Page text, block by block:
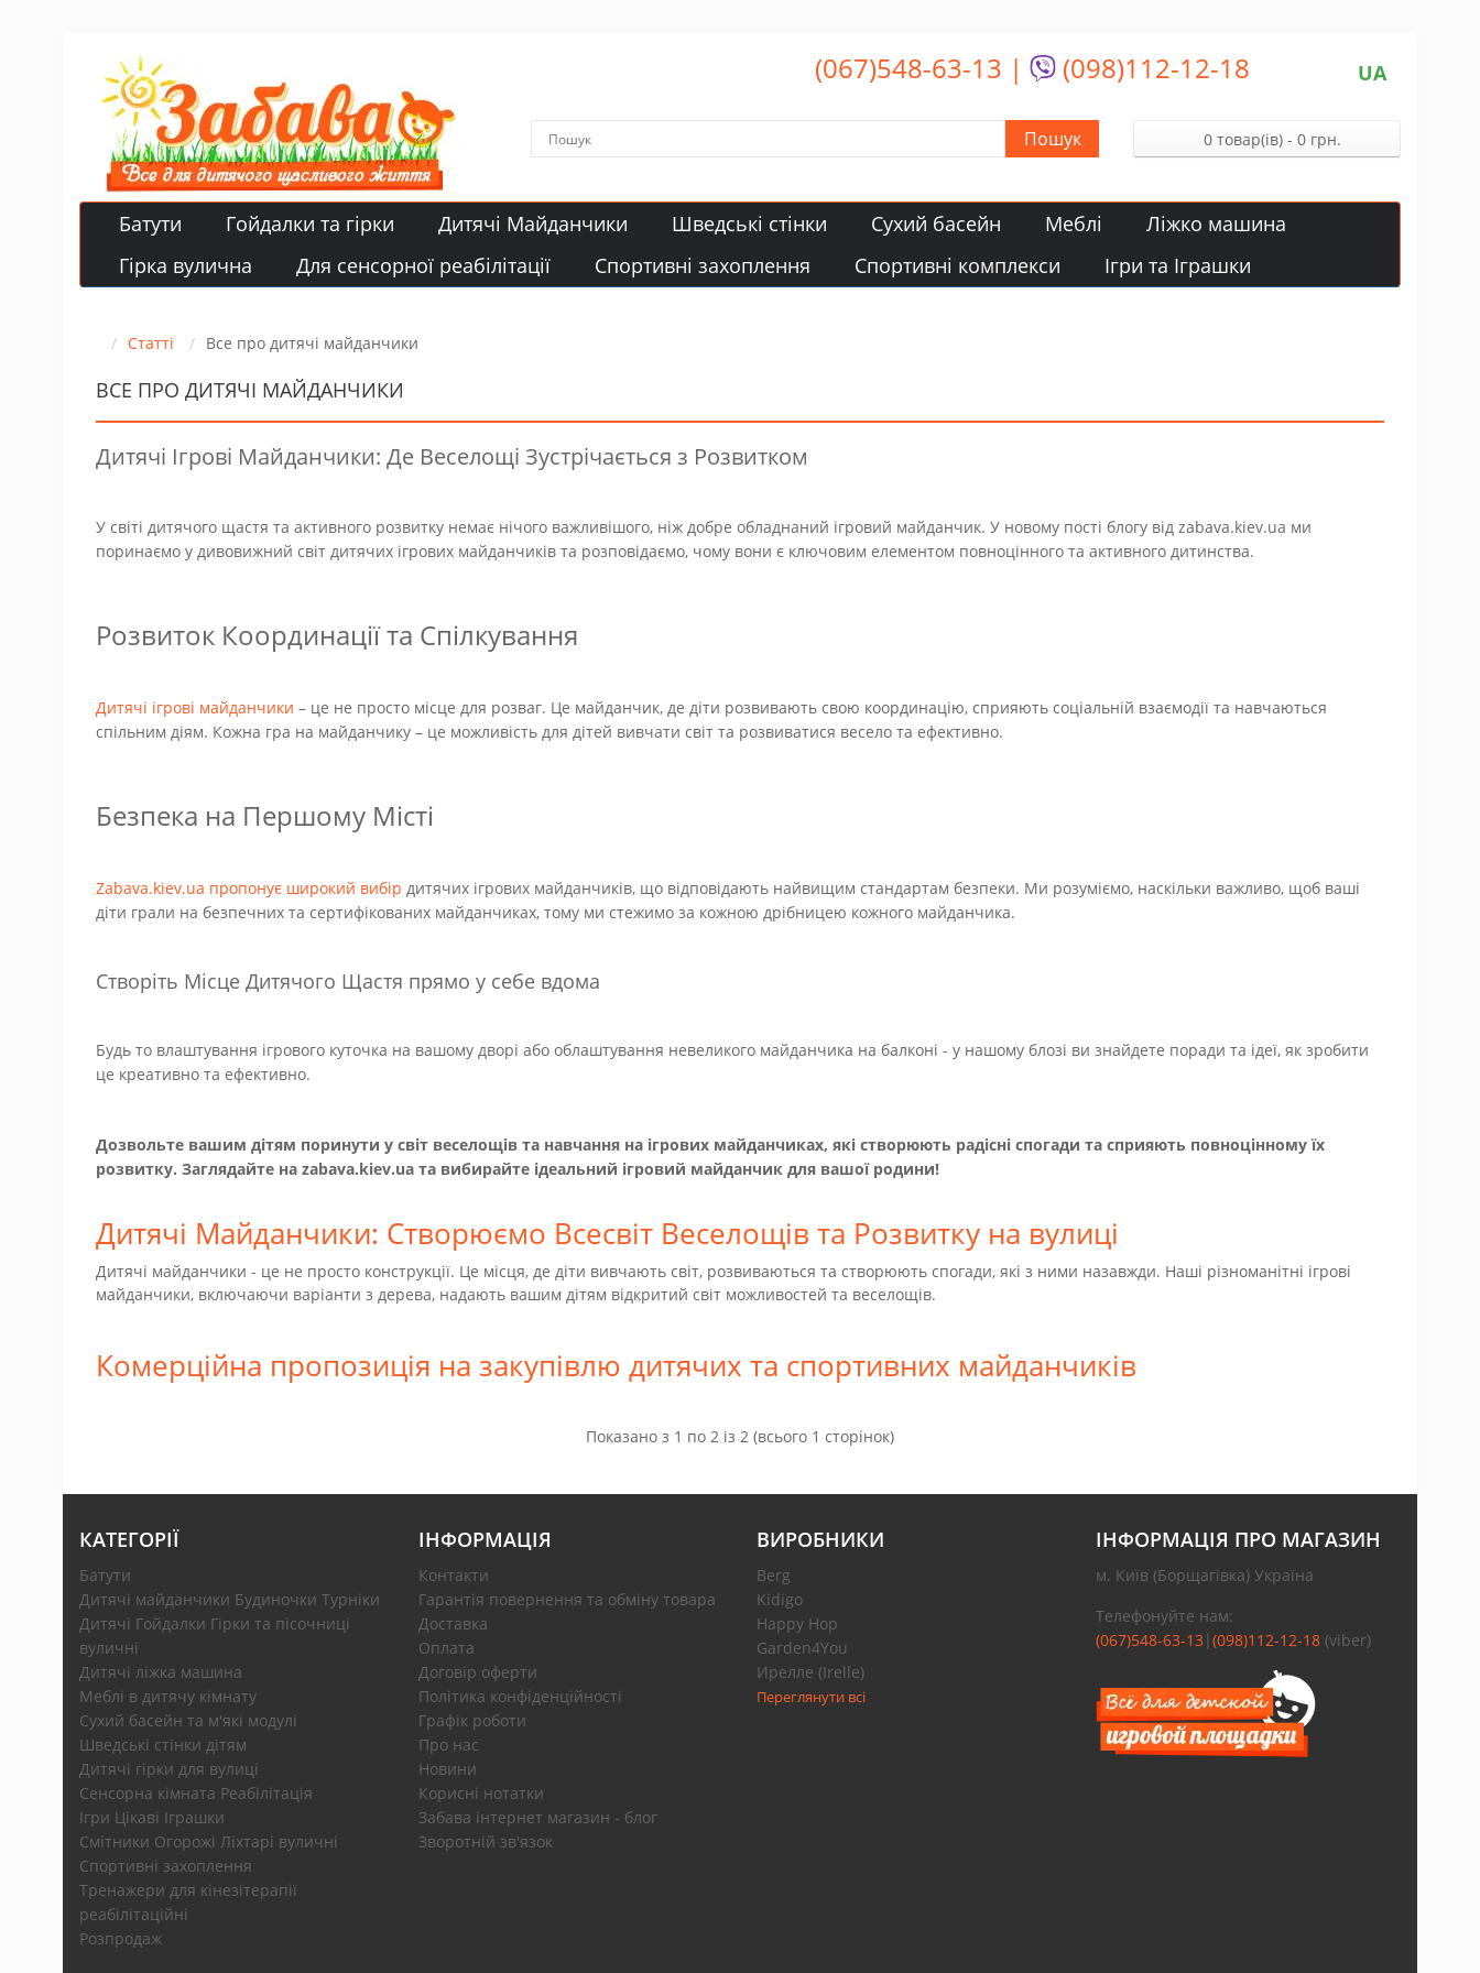
(067)548-63-13 | (098)112-12-18 UA
Пошук 0 товар(ів) - 0 грн.
Батути Гойдалки та гірки Дитячі Майданчики Шведські стінки Сухий басейн Меблі
Ліжко машина
Гірка вулична
Для сенсорної реабілітації Спортивні захоплення Спортивні комплекси Ігри та Іграшки
Статті Все про дитячі майданчики
ВСЕ ПРО ДИТЯЧІ МАЙДАНЧИКИ
Дитячі Ігрові Майданчики: Де Веселощі Зустрічається з Розвитком
У світі дитячого щастя та активного розвитку немає нічого важливішого, ніж добре обладнаний ігровий майданчик. У новому пості блогу від zabava.kiev.ua ми
поринаємо у дивовижний світ дитячих ігрових майданчиків та розповідаємо, чому вони є ключовим елементом повноцінного та активного дитинства.
Розвиток Координації та Спілкування
Дитячі ігрові майданчики – це не просто місце для розваг. Це майданчик, де діти розвивають свою координацію, сприяють соціальній взаємодії та навчаються
спільним діям. Кожна гра на майданчику – це можливість для дітей вивчати світ та розвиватися весело та ефективно.
Безпека на Першому Місті
Zabava.kiev.ua пропонує широкий вибір дитячих ігрових майданчиків, що відповідають найвищим стандартам безпеки. Ми розуміємо, наскільки важливо, щоб ваші
діти грали на безпечних та сертифікованих майданчиках, тому ми стежимо за кожною дрібницею кожного майданчика.
Створіть Місце Дитячого Щастя прямо у себе вдома
Будь то влаштування ігрового куточка на вашому дворі або облаштування невеликого майданчика на балконі - у нашому блозі ви знайдете поради та ідеї, як зробити
це креативно та ефективно.
Дозвольте вашим дітям поринути у світ веселощів та навчання на ігрових майданчиках, які створюють радісні спогади та сприяють повноцінному їх
розвитку. Заглядайте на zabava.kiev.ua та вибирайте ідеальний ігровий майданчик для вашої родини!
Дитячі Майданчики: Створюємо Всесвіт Веселощів та Розвитку на вулиці
Дитячі майданчики - це не просто конструкції. Це місця, де діти вивчають світ, розвиваються та створюють спогади, які з ними назавжди. Наші різноманітні ігрові
майданчики, включаючи варіанти з дерева, надають вашим дітям відкритий світ можливостей та веселощів.
Комерційна пропозиція на закупівлю дитячих та спортивних майданчиків
Показано з 1 по 2 із 2 (всього 1 сторінок)
КАТЕГОРІЇ
Батути
Дитячі майданчики Будиночки Турніки
Дитячі Гойдалки Гірки та пісочниці
вуличні
Дитячі ліжка машина
Меблі в дитячу кімнату
Сухий басейн та м'які модулі
Шведські стінки дітям
Дитячі гірки для вулиці
Сенсорна кімната Реабілітація
Ігри Цікаві Іграшки
Смітники Огорожі Ліхтарі вуличні
Спортивні захоплення
Тренажери для кінезітерапії
реабілітаційні
Розпродаж
ІНФОРМАЦІЯ
Контакти
Гарантія повернення та обміну товара
Доставка
Оплата
Договір оферти
Політика конфіденційності
Графік роботи
Про нас
Новини
Корисні нотатки
Забава інтернет магазин - блог
Зворотній зв'язок
ВИРОБНИКИ
Berg
Kidigo
Happy Hop
Garden4You
Ирелле (Irelle)
Переглянути всі
ІНФОРМАЦІЯ ПРО МАГАЗИН
м. Київ (Борщагівка) Україна
Телефонуйте нам:
(067)548-63-13| (098)112-12-18(viber)